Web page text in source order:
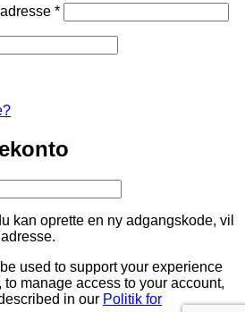
*Påkrævet
kan oprette en ny adgangskode, vil
used to support your experience
manage access to your account,
in our Politik for